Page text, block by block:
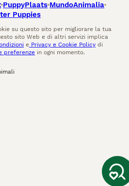
PuppyPlaats MundoAnimalia
Puppies
su questo sito per migliorare la tua
sito Web e di altri servizi implica
e Privacy e Cookie Policy di
preferenze in ogni momento.